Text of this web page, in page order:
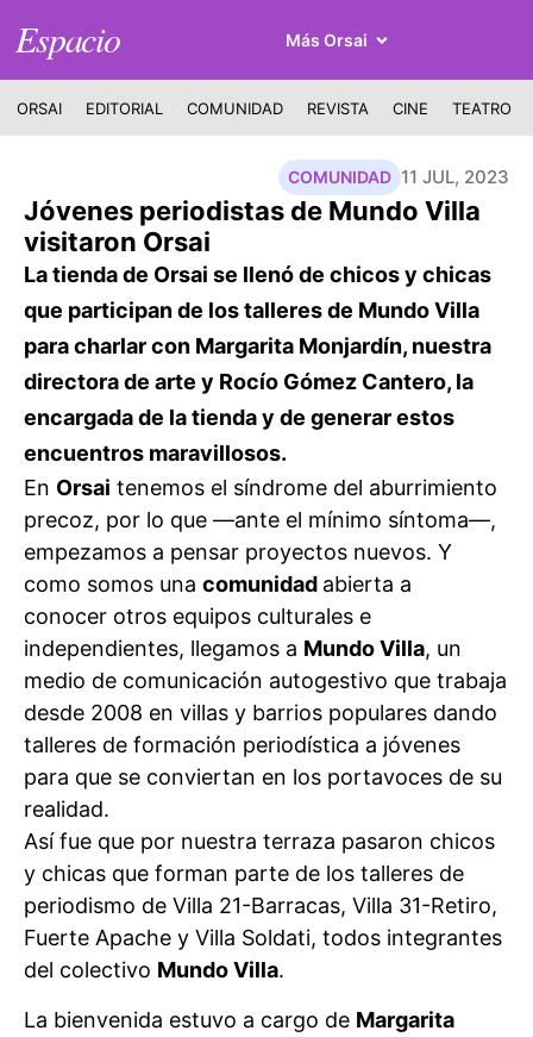
Espacio Más Orsai
ORSAI EDITORIAL COMUNIDAD REVISTA CINE TEATRO
11 JUL, 2023
COMUNIDAD
Jóvenes periodistas de Mundo Villa
visitaron Orsai
La tienda de Orsai se llenó de chicos y chicas
que participan de los talleres de Mundo Villa
para charlar con Margarita Monjardín, nuestra
directora de arte y Rocío Gómez Cantero, la
encargada de la tienda y de generar estos
encuentros maravillosos.
En Orsai tenemos el síndrome del aburrimiento
precoz, por lo que —ante el mínimo síntoma—,
empezamos a pensar proyectos nuevos. Y
como somos una comunidad abierta a
conocer otros equipos culturales e
independientes, llegamos a Mundo Villa, un
medio de comunicación autogestivo que trabaja
desde 2008 en villas y barrios populares dando
talleres de formación periodística a jóvenes
para que se conviertan en los portavoces de su
realidad.
Así fue que por nuestra terraza pasaron chicos
y chicas que forman parte de los talleres de
periodismo de Villa 21-Barracas, Villa 31-Retiro,
Fuerte Apache y Villa Soldati, todos integrantes
del colectivo Mundo Villa.
La bienvenida estuvo a cargo de Margarita